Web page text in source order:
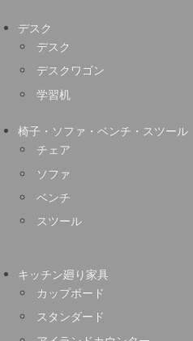
デスク
デスク
デスクワゴン
学習机
椅子・ソファ・ベンチ・スツール
チェア
ソファ
ベンチ
スツール
キッチン廻り家具
カップボード
スタンダード